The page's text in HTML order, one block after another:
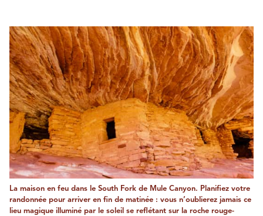
La maison en feu dans le South Fork de Mule Canyon. Planifiez votre
randonnée pour arriver en fin de matinée : vous n’oublierez jamais ce
lieu magique illuminé par le soleil se reflétant sur la roche rouge-